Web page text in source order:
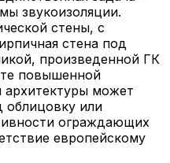
звукоизоляции.
стены, с
стена под
произведенной ГК
повышенной
может
облицовку или
ограждающих
европейскому